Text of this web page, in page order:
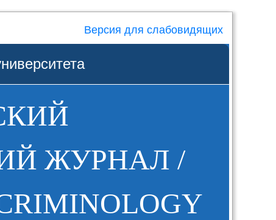
Версия для слабовидящих
ЖУРНАЛ /